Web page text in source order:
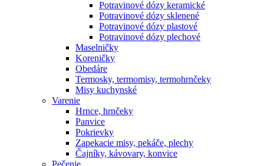
Potravinové dózy keramické
Potravinové dózy sklenené
Potravinové dózy plastové
Potravinové dózy plechové
Maselničky
Koreničky
Obedáre
Termosky, termomisy, termohrnčeky
Misy kuchynské
Varenie
Hrnce, hrnčeky
Panvice
Pokrievky
Zapekacie misy, pekáče, plechy
Čajníky, kávovary, konvice
Pečenie